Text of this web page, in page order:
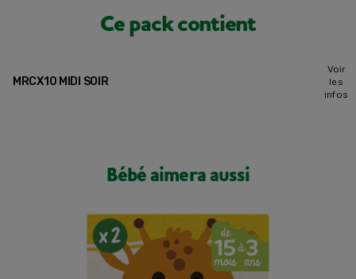
Ce pack contient
MRCX10 MIDI SOIR
Voir
les
infos
Bébé aimera aussi